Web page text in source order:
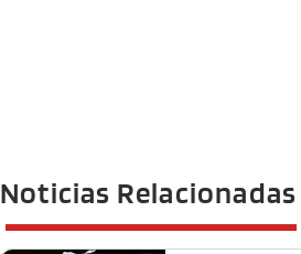
Noticias Relacionadas